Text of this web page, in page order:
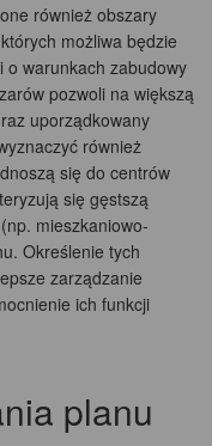
również obszary
możliwa będzie
o warunkach zabudowy
pozwoli na większą
uporządkowany
również
się do centrów
się gęstszą
mieszkaniowo-
Określenie tych
zarządzanie
ich funkcji
planu